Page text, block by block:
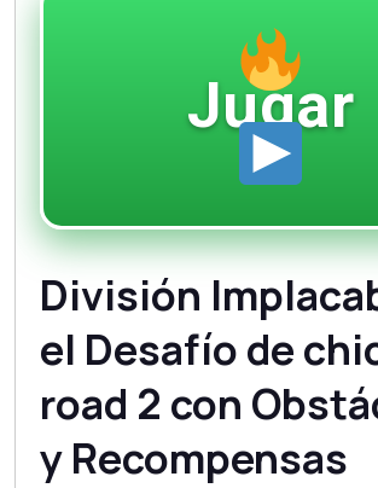
Jugar
División
el Desafío de
road 2 con
y Recompensas